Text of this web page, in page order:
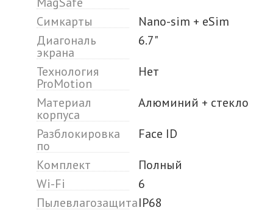
Симкарты
Nano-sim + eSim
Диагональ
экрана
6.7"
Технология
ProMotion
Нет
Материал
корпуса
Алюминий + стекло
Разблокировка
по
Face ID
Комплект
Полный
Wi-Fi
6
ПылевлагозащитаIP68